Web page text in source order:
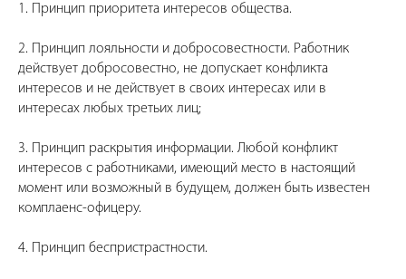
1. Принцип приоритета интересов общества.
2. Принцип лояльности и добросовестности. Работник
действует добросовестно, не допускает конфликта
интересов и не действует в своих интересах или в
интересах любых третьих лиц;
3. Принцип раскрытия информации. Любой конфликт
интересов с работниками, имеющий место в настоящий
момент или возможный в будущем, должен быть известен
комплаенс-офицеру.
4. Принцип беспристрастности.